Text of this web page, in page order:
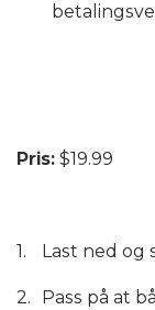
Pris: $19.99
Last ned og
Pass på at